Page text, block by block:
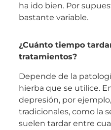
ha ido bien. Por
bastante variable.
¿Cuánto tiempo
tratamientos?
Depende de la
hierba que se utilice.
depresión, por
tradicionales, como la
suelen tardar entre